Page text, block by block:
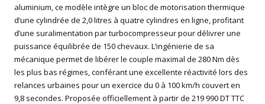
aluminium, ce modèle intègre un bloc de motorisation thermique
d’une cylindrée de 2,0 litres à quatre cylindres en ligne, profitant
d’une suralimentation par turbocompresseur pour délivrer une
puissance équilibrée de 150 chevaux. L’ingénierie de sa
mécanique permet de libérer le couple maximal de 280 Nm dès
les plus bas régimes, conférant une excellente réactivité lors des
relances urbaines pour un exercice du 0 à 100 km/h couvert en
9,8 secondes. Proposée officiellement à partir de 219 990 DT TTC